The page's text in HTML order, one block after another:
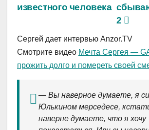
2
известного человека
Сергей дает интервью Anzor.TV
Cмотрите видео Мечта Сергея —
прожить долго и помереть своей
— Вы наверное думаете, я
Юлькином мерседесе,
наверне думаете, что я хочу